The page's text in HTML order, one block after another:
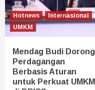
Hotnews
Internasional
UMKM
Mendag Budi Dorong
Perdagangan
Berbasis Aturan
untuk Perkuat UMKM